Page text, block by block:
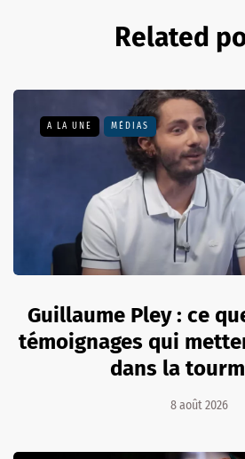
Related
A LA UNE MÉDIAS
Guillaume Pley : ce
témoignages qui
dans la
8 août 2026